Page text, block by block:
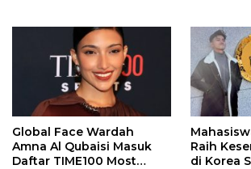
Global Face Wardah
Amna Al Qubaisi Masuk
Daftar TIME100 Most
Raih
di Korea